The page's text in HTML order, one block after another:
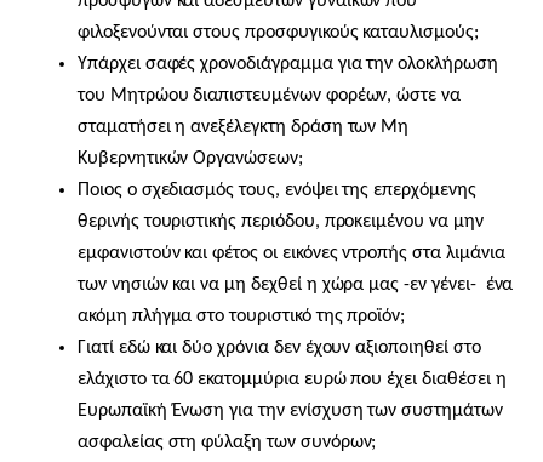
φιλοξενούνται στους προσφυγικούς καταυλισμούς;
Υπάρχει σαφές χρονοδιάγραμμα για την ολοκλήρωση
του Μητρώου διαπιστευμένων φορέων, ώστε να
σταματήσει η ανεξέλεγκτη δράση των Μη
Κυβερνητικών Οργανώσεων;
Ποιος ο σχεδιασμός τους, ενόψει της επερχόμενης
θερινής τουριστικής περιόδου, προκειμένου να μην
εμφανιστούν και φέτος οι εικόνες ντροπής στα λιμάνια
των νησιών και να μη δεχθεί η χώρα μας -εν γένει- ένα
ακόμη πλήγμα στο τουριστικό της προϊόν;
Γιατί εδώ και δύο χρόνια δεν έχουν αξιοποιηθεί στο
ελάχιστο τα 60 εκατομμύρια ευρώ που έχει διαθέσει η
Ευρωπαϊκή Ένωση για την ενίσχυση των συστημάτων
ασφαλείας στη φύλαξη των συνόρων;